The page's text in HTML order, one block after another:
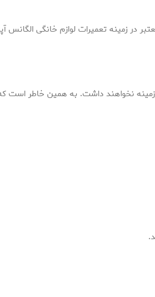
گرفتن مدرک معتبر در زمینه تعمیرات لوازم خانگی
نخواهند داشت. به همین خاطر است که